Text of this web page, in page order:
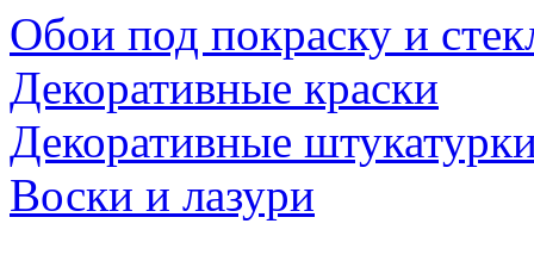
Обои под покраску и
Декоративные краски
Декоративные
Воски и лазури